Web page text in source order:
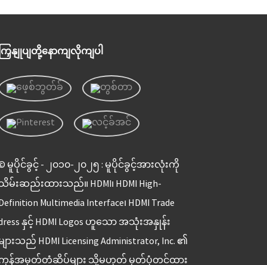
ကြှနျုပျတို့နောကျလိုကျပါ
မူပိုင်ခွင့် - ၂၀၁၀-၂၀၂၅ : မူပိုင်ခွင့်အားလုံးကို
မ်းဆည်းထားသည်။ HDMI၊ HDMI High-
Multimedia Interface၊ HDMI Trade
နှင့် HDMI Logos ဟူသော အသုံးအနှုန်း
ျားသည် HDMI Licensing Administrator, Inc. ၏
န်အမှတ်တံဆိပ်များ သို့မဟုတ် မှတ်ပုံတင်ထား